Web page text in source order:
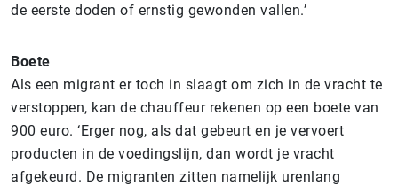
de eerste doden of ernstig gewonden vallen.’
Boete
Als een migrant er toch in slaagt om zich in de vracht te
verstoppen, kan de chauffeur rekenen op een boete van
900 euro. ‘Erger nog, als dat gebeurt en je vervoert
producten in de voedingslijn, dan wordt je vracht
afgekeurd. De migranten zitten namelijk urenlang